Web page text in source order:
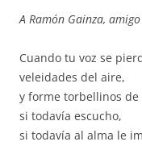
A Ramón Gainza, amigo
Cuando tu voz se
veleidades del aire,
y forme torbellinos de
si todavía escucho,
si todavía al alma le